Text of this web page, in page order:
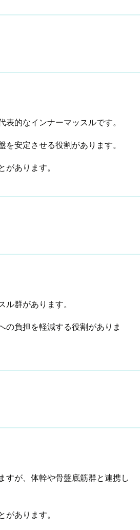
的なインナーマッスルです。
安定させる役割があります。
があります。
ル群があります。
の負担を軽減する役割がありま
すが、体幹や骨盤底筋群と連携し
があります。